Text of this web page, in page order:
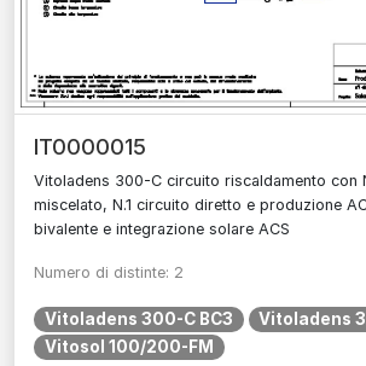
IT0000015
Vitoladens 300-C circuito riscaldamento con
miscelato, N.1 circuito diretto e produzione
bivalente e integrazione solare ACS
Numero di distinte: 2
Vitoladens 300-C BC3
Vitoladens
Vitosol 100/200-FM